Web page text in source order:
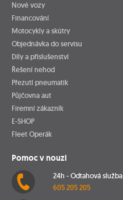
Nové vozy
Financování
Motocykly a skútry
Objednávka do servisu
Díly a příslušenství
Řešení nehod
Přezutí pneumatik
Půjčovna aut
Firemní zákazník
E-SHOP
Fleet Operák
Pomoc v nouzi
24h - Odtahová služba
605 205 205